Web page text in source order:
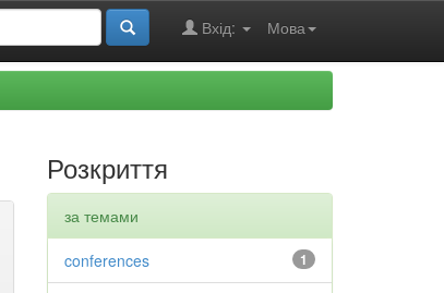
Мова
Вхід:
Розкриття
за темами
1
conferences